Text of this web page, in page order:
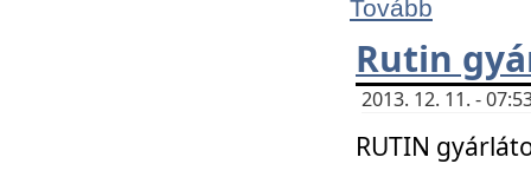
Tovább
Rutin
2013. 12. 11. -
RUTIN